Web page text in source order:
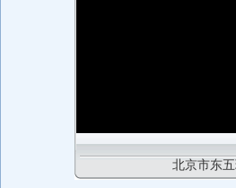
北京市东